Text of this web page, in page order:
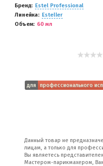
Бренд
Estel Professional
Линейка
Esteller
Объем
60 мл
для профессионального
Данный товар не
лицам, а только для
Вы являетесь
Мастером-парикмахером,